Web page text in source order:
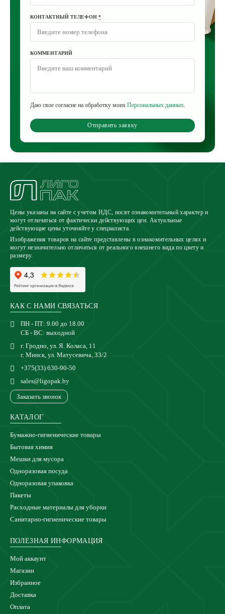
КОНТАКТНЫЙ ТЕЛЕФОН *
КОММЕНТАРИЙ
Даю свое согласие на обработку моих Персональных данных.
Отправить заявку
Цены указаны на сайте с учетом НДС, носят ознакомительный характер и
могут отличаться от фактически действующих цен. Актуальные
действующие цены уточняйте у специалиста.
Изображения товаров на сайте представлены в ознакомительных целях и
могут незначительно отличаться от реального внешнего вида по цвету и
размеру.
КАК С НАМИ СВЯЗАТЬСЯ
ПН - ПТ: 9.00 до 18.00
СБ - ВС: выходной
г. Гродно, ул. Я. Коласа, 11
г. Минск, ул. Матусевича, 33/2
+375(33) 630-90-50
sales@ligopak.by
Заказать звонок
КАТАЛОГ
Бумажно-гигиенические товары
Бытовая химия
Мешки для мусора
Одноразовая посуда
Одноразовая упаковка
Пакеты
Расходные материалы для уборки
Санитарно-гигиенические товары
ПОЛЕЗНАЯ ИНФОРМАЦИЯ
Мой аккаунт
Магазин
Избранное
Доставка
Оплата